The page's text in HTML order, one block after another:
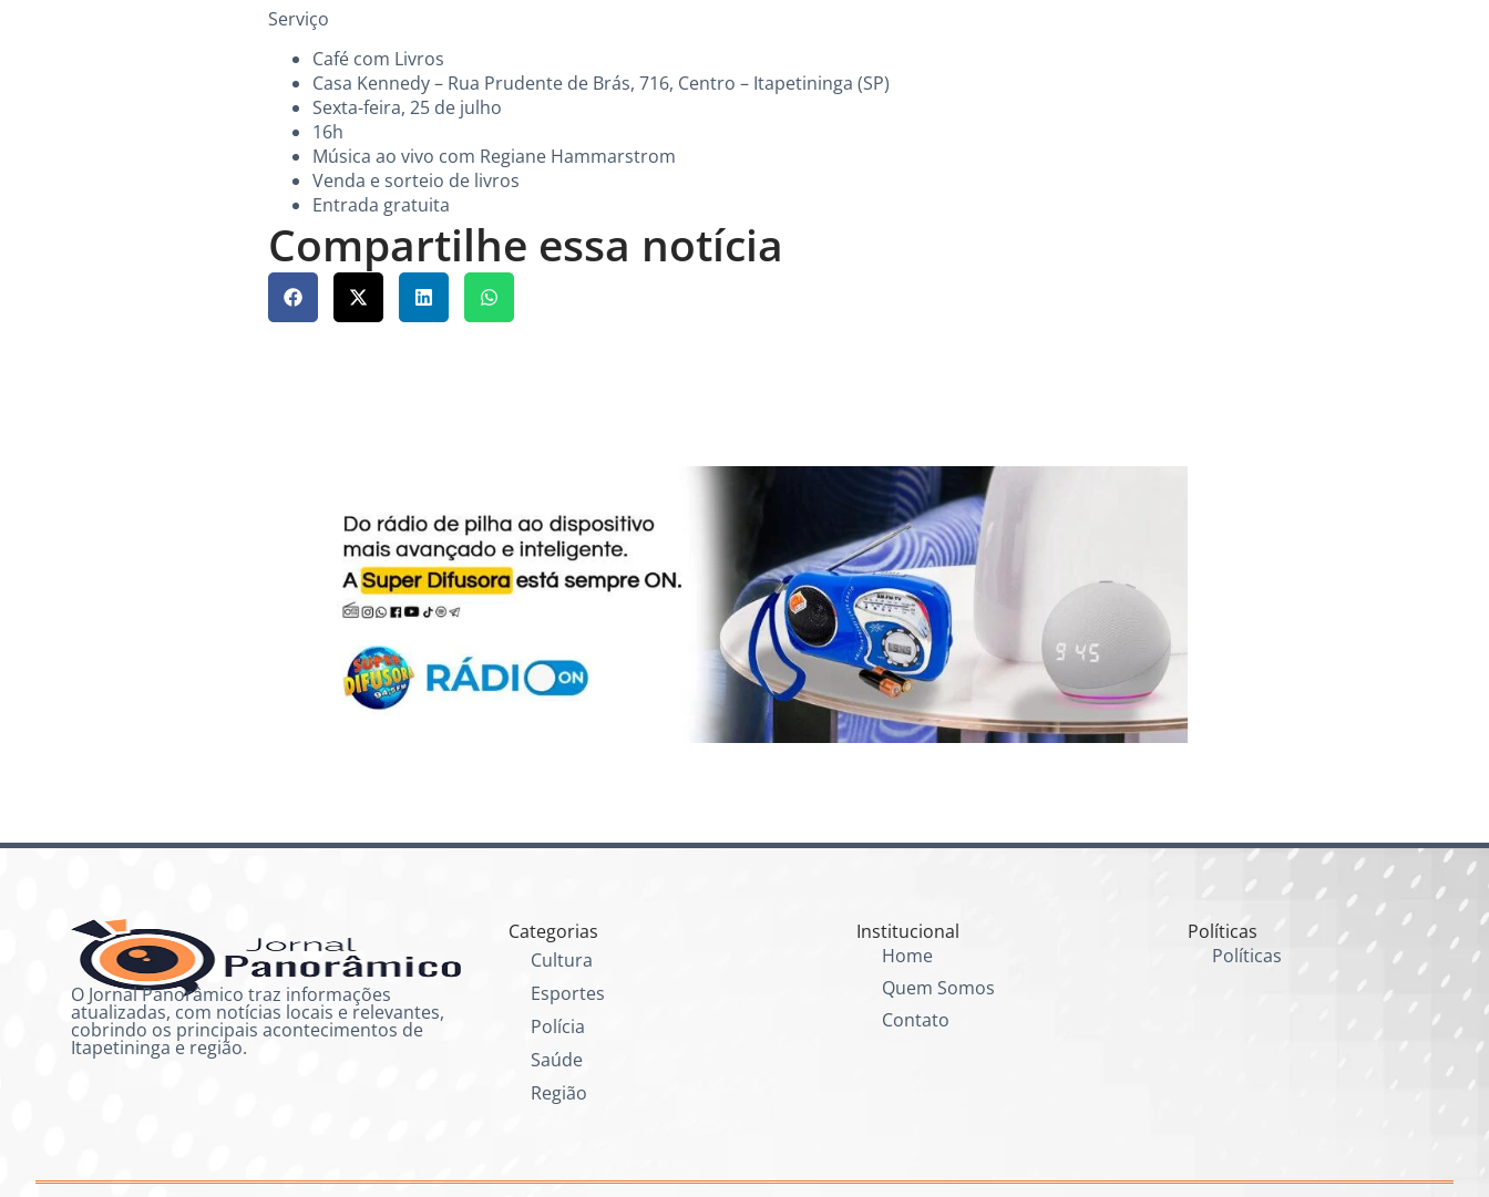
Serviço
Café com Livros
Casa Kennedy – Rua Prudente de Brás, 716, Centro – Itapetininga (SP)
Sexta-feira, 25 de julho
16h
Música ao vivo com Regiane Hammarstrom
Venda e sorteio de livros
Entrada gratuita
Compartilhe essa notícia
O Jornal Panorâmico traz informações
atualizadas, com notícias locais e relevantes,
cobrindo os principais acontecimentos de
Itapetininga e região.
Categorias
Cultura
Esportes
Polícia
Saúde
Região
Institucional
Home
Quem Somos
Contato
Políticas
Políticas